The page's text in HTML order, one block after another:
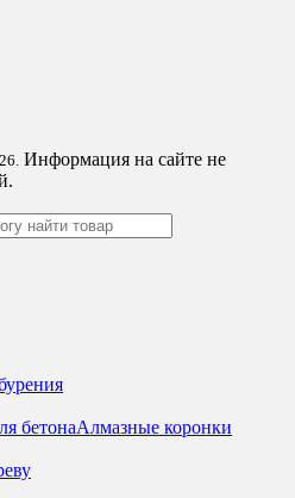
Информация на сайте не
Алмазные коронки